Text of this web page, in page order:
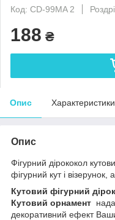
Код: CD-99MA 2
188 ₴
Опис Характеристики
Опис
Фігурний дірококол
фігурний кут і
Кутовий фігурний
Кутовий орнамент
декоративний ефект